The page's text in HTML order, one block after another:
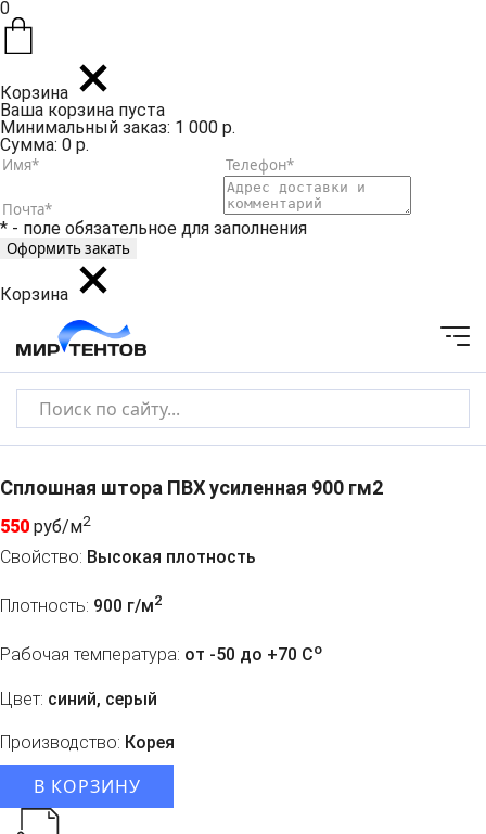
0
Корзина
Ваша корзина пуста
Минимальный заказ: 1 000 р.
Сумма: 0 р.
* - поле обязательное для заполнения
Корзина
Сплошная штора ПВХ усиленная 900 гм2
550 руб/м2
Свойство: Высокая плотность
Плотность: 900 г/м2
Рабочая температура: от -50 до +70 Co
Цвет: синий, серый
Производство: Корея
В КОРЗИНУ